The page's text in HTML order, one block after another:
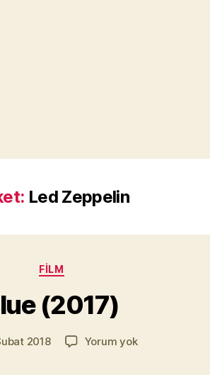
Led Zeppelin
Kategoriler
FILM
(2017)
Yazının
yazarı
a
M
u
2018 Yorum yokBlue